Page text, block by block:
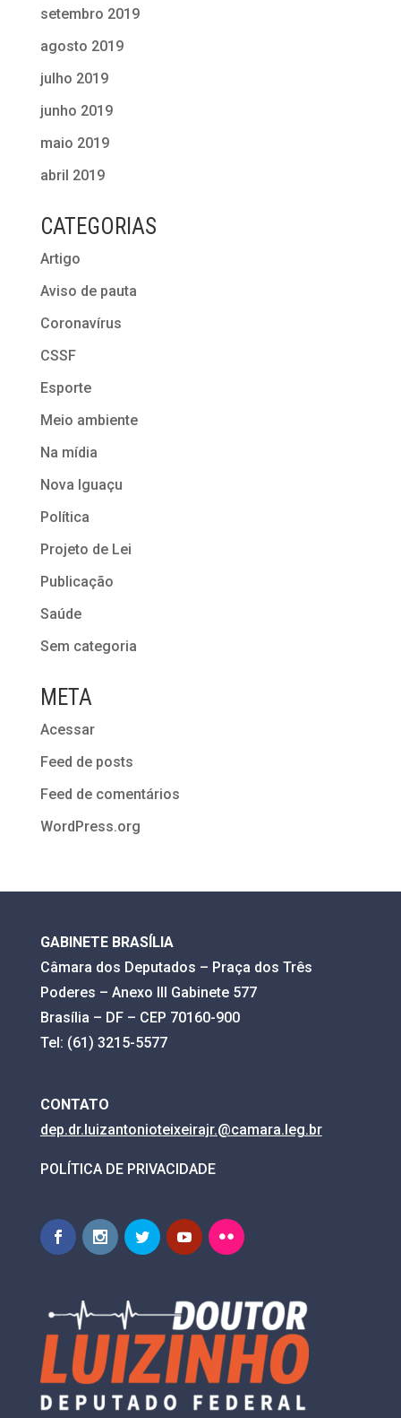
setembro 2019
agosto 2019
julho 2019
junho 2019
maio 2019
abril 2019
CATEGORIAS
Artigo
Aviso de pauta
Coronavírus
CSSF
Esporte
Meio ambiente
Na mídia
Nova Iguaçu
Política
Projeto de Lei
Publicação
Saúde
Sem categoria
META
Acessar
Feed de posts
Feed de comentários
WordPress.org
GABINETE BRASÍLIA
Câmara dos Deputados – Praça dos Três
Poderes – Anexo III Gabinete 577
Brasília – DF – CEP 70160-900
Tel: (61) 3215-5577
CONTATO
dep.dr.luizantonioteixeirajr.@camara.leg.br
POLÍTICA DE PRIVACIDADE